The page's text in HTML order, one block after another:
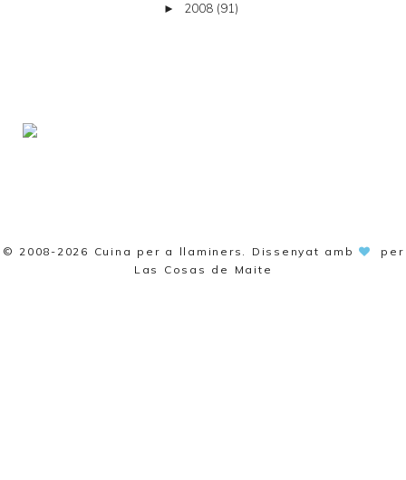
► 2008 (91)
© 2008-2026 Cuina per a llaminers . Dissenyat amb
per
Las Cosas de Maite